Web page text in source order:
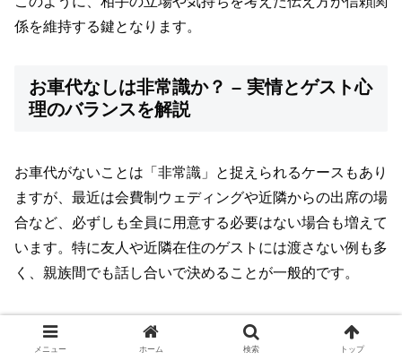
係を維持する鍵となります。
お車代なしは非常識か？ – 実情とゲスト心
理のバランスを解説
お車代がないことは「非常識」と捉えられるケースもあり
ますが、最近は会費制ウェディングや近隣からの出席の場
合など、必ずしも全員に用意する必要はない場合も増えて
います。特に友人や近隣在住のゲストには渡さない例も多
く、親族間でも話し合いで決めることが一般的です。
ただし、遠方からのゲストや役割を担う方は交通費や宿泊
費の負担が大きく、心情的にお車代を期待する傾向が強い
メニュー ホーム 検索 トップ